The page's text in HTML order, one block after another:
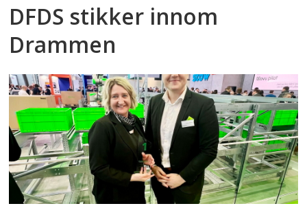
DFDS stikker innom
Drammen